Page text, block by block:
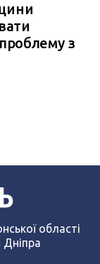
з
області